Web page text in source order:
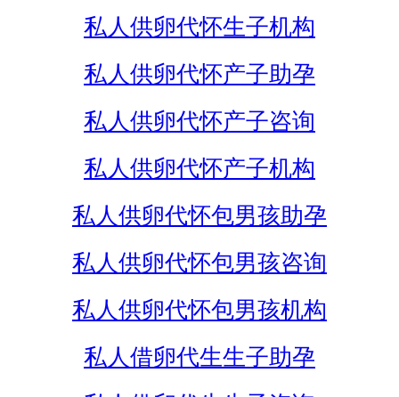
私人供卵代怀生子机构
私人供卵代怀产子助孕
私人供卵代怀产子咨询
私人供卵代怀产子机构
私人供卵代怀包男孩助孕
私人供卵代怀包男孩咨询
私人供卵代怀包男孩机构
私人借卵代生生子助孕